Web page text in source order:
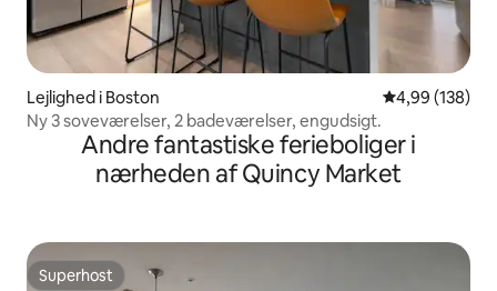
Lejlighed i Boston 4,99 ud af 5 i
4,99 (138)
Ny 3 soveværelser, 2 badeværelser, engudsigt.
Andre fantastiske ferieboliger i
nærheden af Quincy Market
Superhost
Superhost